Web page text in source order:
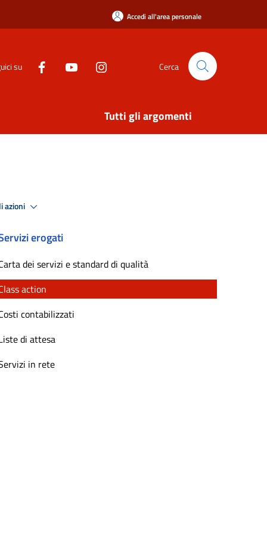
Accedi all'area personale
su Cerca
Tutti gli argomenti
azioni
erogati
dei servizi e standard di qualità
action
contabilizzati
di attesa
in rete